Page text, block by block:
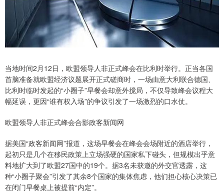
当地时间2月12日，欧盟领导人非正式峰会在比利时举行。正当各国
首脑准备就欧盟经济议题展开正式磋商时，一场由意大利联合德国、
比利时临时发起的“小圈子”早餐会却意外搅局，不仅导致峰会议程大
幅延误，更因“谁有权入场”的争议引发了一场激烈的口水仗。
欧盟领导人非正式峰会合影政客新闻网
据美国“政客新闻网”报道，这场早餐会在峰会会场附近的酒店举行，
起初只是几个在移民政策上立场强硬的国家私下碰头，但规模出乎意
料地扩大到了欧盟27国中的19个。据3名未获邀的外交官透露，这
种“小圈子聚会”引发了其余8个国家的集体焦虑，他们担心核心决策已
在闭门早餐桌上被提前“内定”。